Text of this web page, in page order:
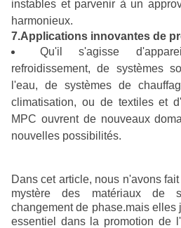
instables et parvenir à un
harmonieux.
7.Applications innovantes de
Qu'il s'agisse
refroidissement, de systèmes
l'eau, de systèmes de
climatisation, ou de textiles et
MPC ouvrent de nouveaux
nouvelles possibilités.
Dans cet article, nous n'avons
mystère des matériaux de
changement de phase.mais elles
essentiel dans la promotion de